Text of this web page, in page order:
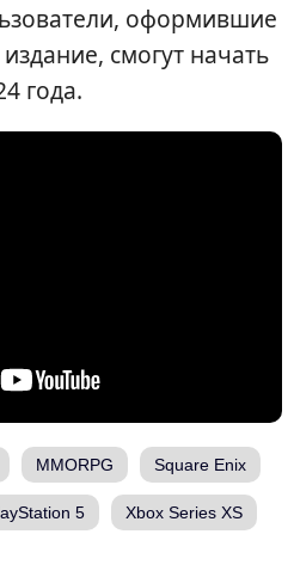
оформившие
смогут начать
года.
MMORPG Square Enix
5 Xbox Series XS